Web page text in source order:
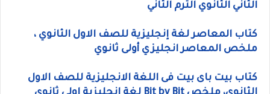
الثاني الثانوي الترم الثاني
كتاب المعاصر لغة إنجليزية للصف الاول الثانوي ،
ملخص المعاصر انجليزي أولى ثانوي
كتاب بيت باى بيت فى اللغة الانجليزية للصف الاول